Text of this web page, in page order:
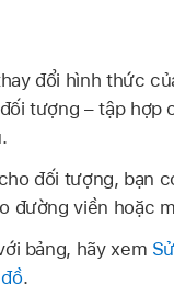
đổi hình thức
tượng – tập
đối tượng, bạn
đường viền hoặc
bảng, hãy xem
.